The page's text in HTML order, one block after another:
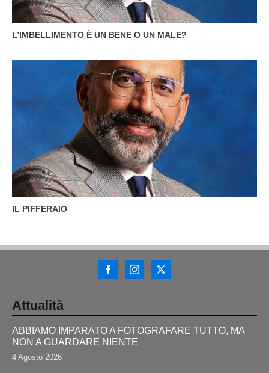
L’IMBELLIMENTO È UN BENE O UN MALE?
IL PIFFERAIO
Attualità
ABBIAMO IMPARATO A FOTOGRAFARE TUTTO, MA
NON A GUARDARE NIENTE
4 Agosto 2026